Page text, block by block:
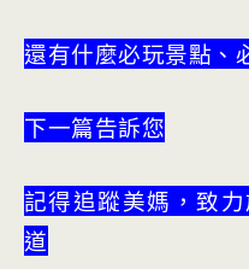
還有什麼必玩景點、
下一篇告訴您
記得追蹤美媽，致
道